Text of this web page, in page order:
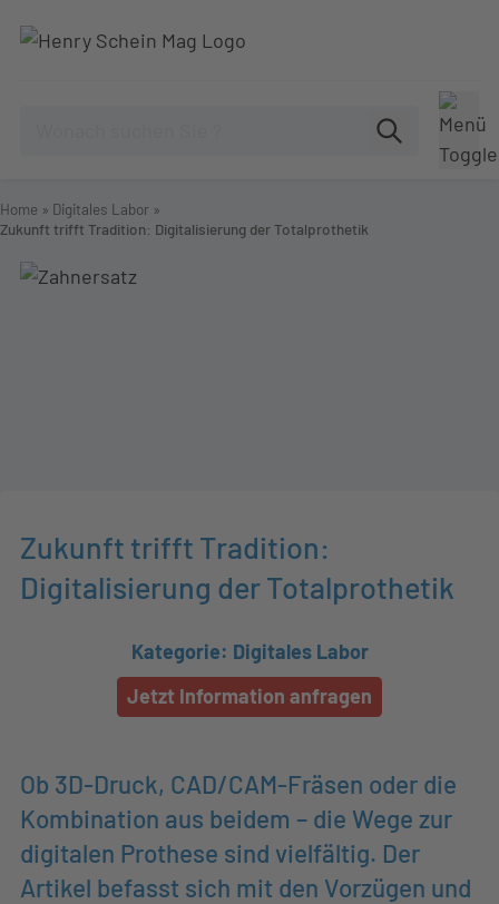
Home » Digitales Labor »
Zukunft trifft Tradition: Digitalisierung der Totalprothetik
Zukunft trifft Tradition:
Digitalisierung der Totalprothetik
Kategorie: Digitales Labor
Jetzt Information anfragen
Ob 3D-Druck, CAD/CAM-Fräsen oder die
Kombination aus beidem – die Wege zur
digitalen Prothese sind vielfältig. Der
Artikel befasst sich mit den Vorzügen und